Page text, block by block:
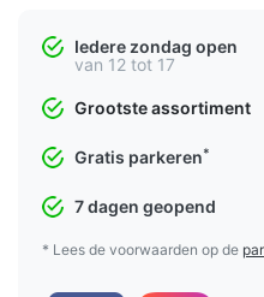
Iedere zondag open
van 12 tot 17
Grootste assortiment
Gratis parkeren*
7 dagen geopend
* Lees de voorwaarden op de